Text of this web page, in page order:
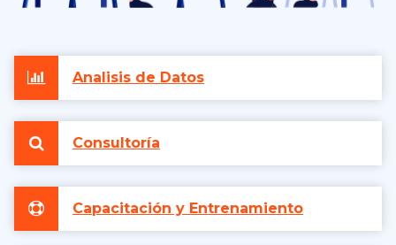
Analisis de Datos
Consultoría
Capacitación y Entrenamiento